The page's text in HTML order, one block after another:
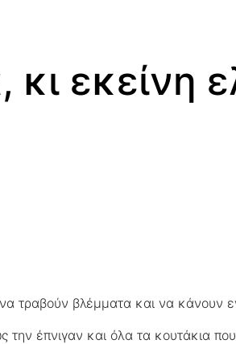
εκείνη
τραβούν βλέμματα και να
έπνιγαν και όλα τα κουτάκια